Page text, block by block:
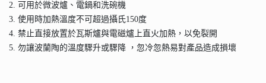
2. 可用於微波爐、電鍋和洗碗機
3. 使用時加熱溫度不可超過攝氏150度
4. 禁止直接放置於瓦斯爐與電磁爐上直火加熱，以免裂開
5. 勿讓波蘭陶的溫度驟升或驟降 ，忽冷忽熱易對產品造成損壞